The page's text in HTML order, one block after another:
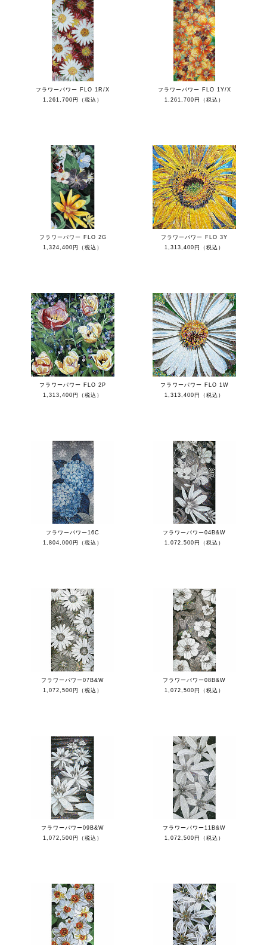
フラワーパワー FLO 1R/X
1,261,700円（税込）
フラワーパワー FLO 1Y/X
1,261,700円（税込）
フラワーパワー FLO 2G
1,324,400円（税込）
フラワーパワー FLO 3Y
1,313,400円（税込）
フラワーパワー FLO 2P
1,313,400円（税込）
フラワーパワー FLO 1W
1,313,400円（税込）
フラワーパワー16C
1,804,000円（税込）
フラワーパワー04B&W
1,072,500円（税込）
フラワーパワー07B&W
1,072,500円（税込）
フラワーパワー08B&W
1,072,500円（税込）
フラワーパワー09B&W
1,072,500円（税込）
フラワーパワー11B&W
1,072,500円（税込）